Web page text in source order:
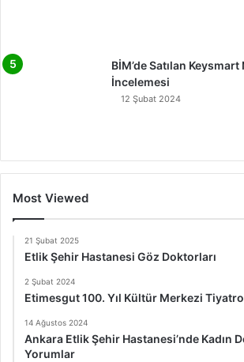
BİM’de Satılan
İncelemesi
12 Şubat 2024
Most Viewed
21 Şubat 2025
Etlik Şehir Hastanesi Göz Doktorları
2 Şubat 2024
Etimesgut 100. Yıl Kültür Merkezi
14 Ağustos 2024
Ankara Etlik Şehir Hastanesi’nde Kadın
Yorumlar